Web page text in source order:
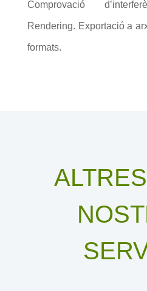
Comprovació
Rendering. Exportació a
formats.